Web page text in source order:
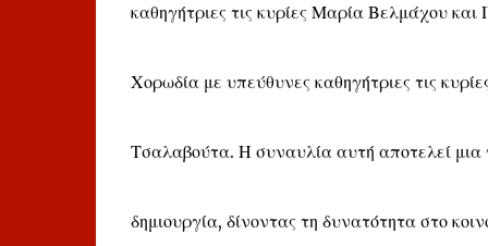
καθηγήτριες τις κυρίες Μαρία Βελμάχου
Χορωδία με υπεύθυνες καθηγήτριες τις
Τσαλαβούτα. Η συναυλία αυτή αποτελεί μια
δημιουργία, δίνοντας τη δυνατότητα στο